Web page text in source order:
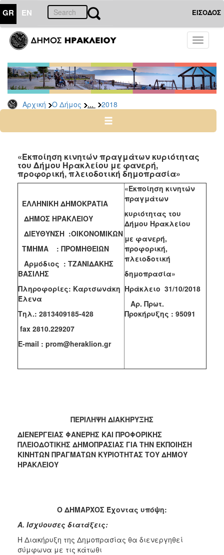
GR EN ΕΙΣΟΔΟΣ
Toggle
Αρχική Ο Δήμος ... 2018
ΔΗΜΟΣ
Διακηρύξεις
-
Δημοπρασίες
Αρχείο
2025
2023
2022
2020
2019
2018
2017
2016
2013
«Εκποίηση κινητών πραγμάτων κυριότητας
του Δήμου Ηρακλείου με φανερή,
προφορική, πλειοδοτική δημοπρασία»
ΕΛΛΗΝΙΚΗ ΔΗΜΟΚΡΑΤΙΑ
ΔΗΜΟΣ ΗΡΑΚΛΕΙΟΥ
ΔΙΕΥΘΥΝΣΗ :ΟΙΚΟΝΟΜΙΚΩΝ
ΤΜΗΜΑ : ΠΡΟΜΗΘΕΙΩΝ
Αρμόδιος : ΤΖΑΝΙΔΑΚΗΣ
ΒΑΣΙΛΗΣ
Πληροφορίες: Καρτσωνάκη
Έλενα
Τηλ.: 2813409185-428
fax 2810.229207
E-mail : prom@heraklion.gr
«Εκποίηση κινητών
πραγμάτων
κυριότητας του
Δήμου Ηρακλείου
με φανερή,
προφορική,
πλειοδοτική
δημοπρασία»
Ηράκλειο 31/10/2018
Aρ. Πρωτ.
Προκήρυξης : 95091
ΠΕΡΙΛΗΨΗ ΔΙΑΚΗΡΥΞΗΣ
ΔΙΕΝΕΡΓΕΙΑΣ ΦΑΝΕΡΗΣ ΚΑΙ ΠΡΟΦΟΡΙΚΗΣ
ΠΛΕΙΟΔΟΤΙΚΗΣ ΔΗΜΟΠΡΑΣΙΑΣ ΓΙΑ ΤΗΝ ΕΚΠΟΙΗΣΗ
ΚΙΝΗΤΩΝ ΠΡΑΓΜΑΤΩΝ ΚΥΡΙΟΤΗΤΑΣ ΤΟΥ ΔΗΜΟΥ
ΗΡΑΚΛΕΙΟΥ
Ο ΔΗΜΑΡΧΟΣ Έχοντας υπόψη:
Α. Ισχύουσες διατάξεις:
Η Διακήρυξη της Δημοπρασίας θα διενεργηθεί
σύμφωνα με τις κάτωθι